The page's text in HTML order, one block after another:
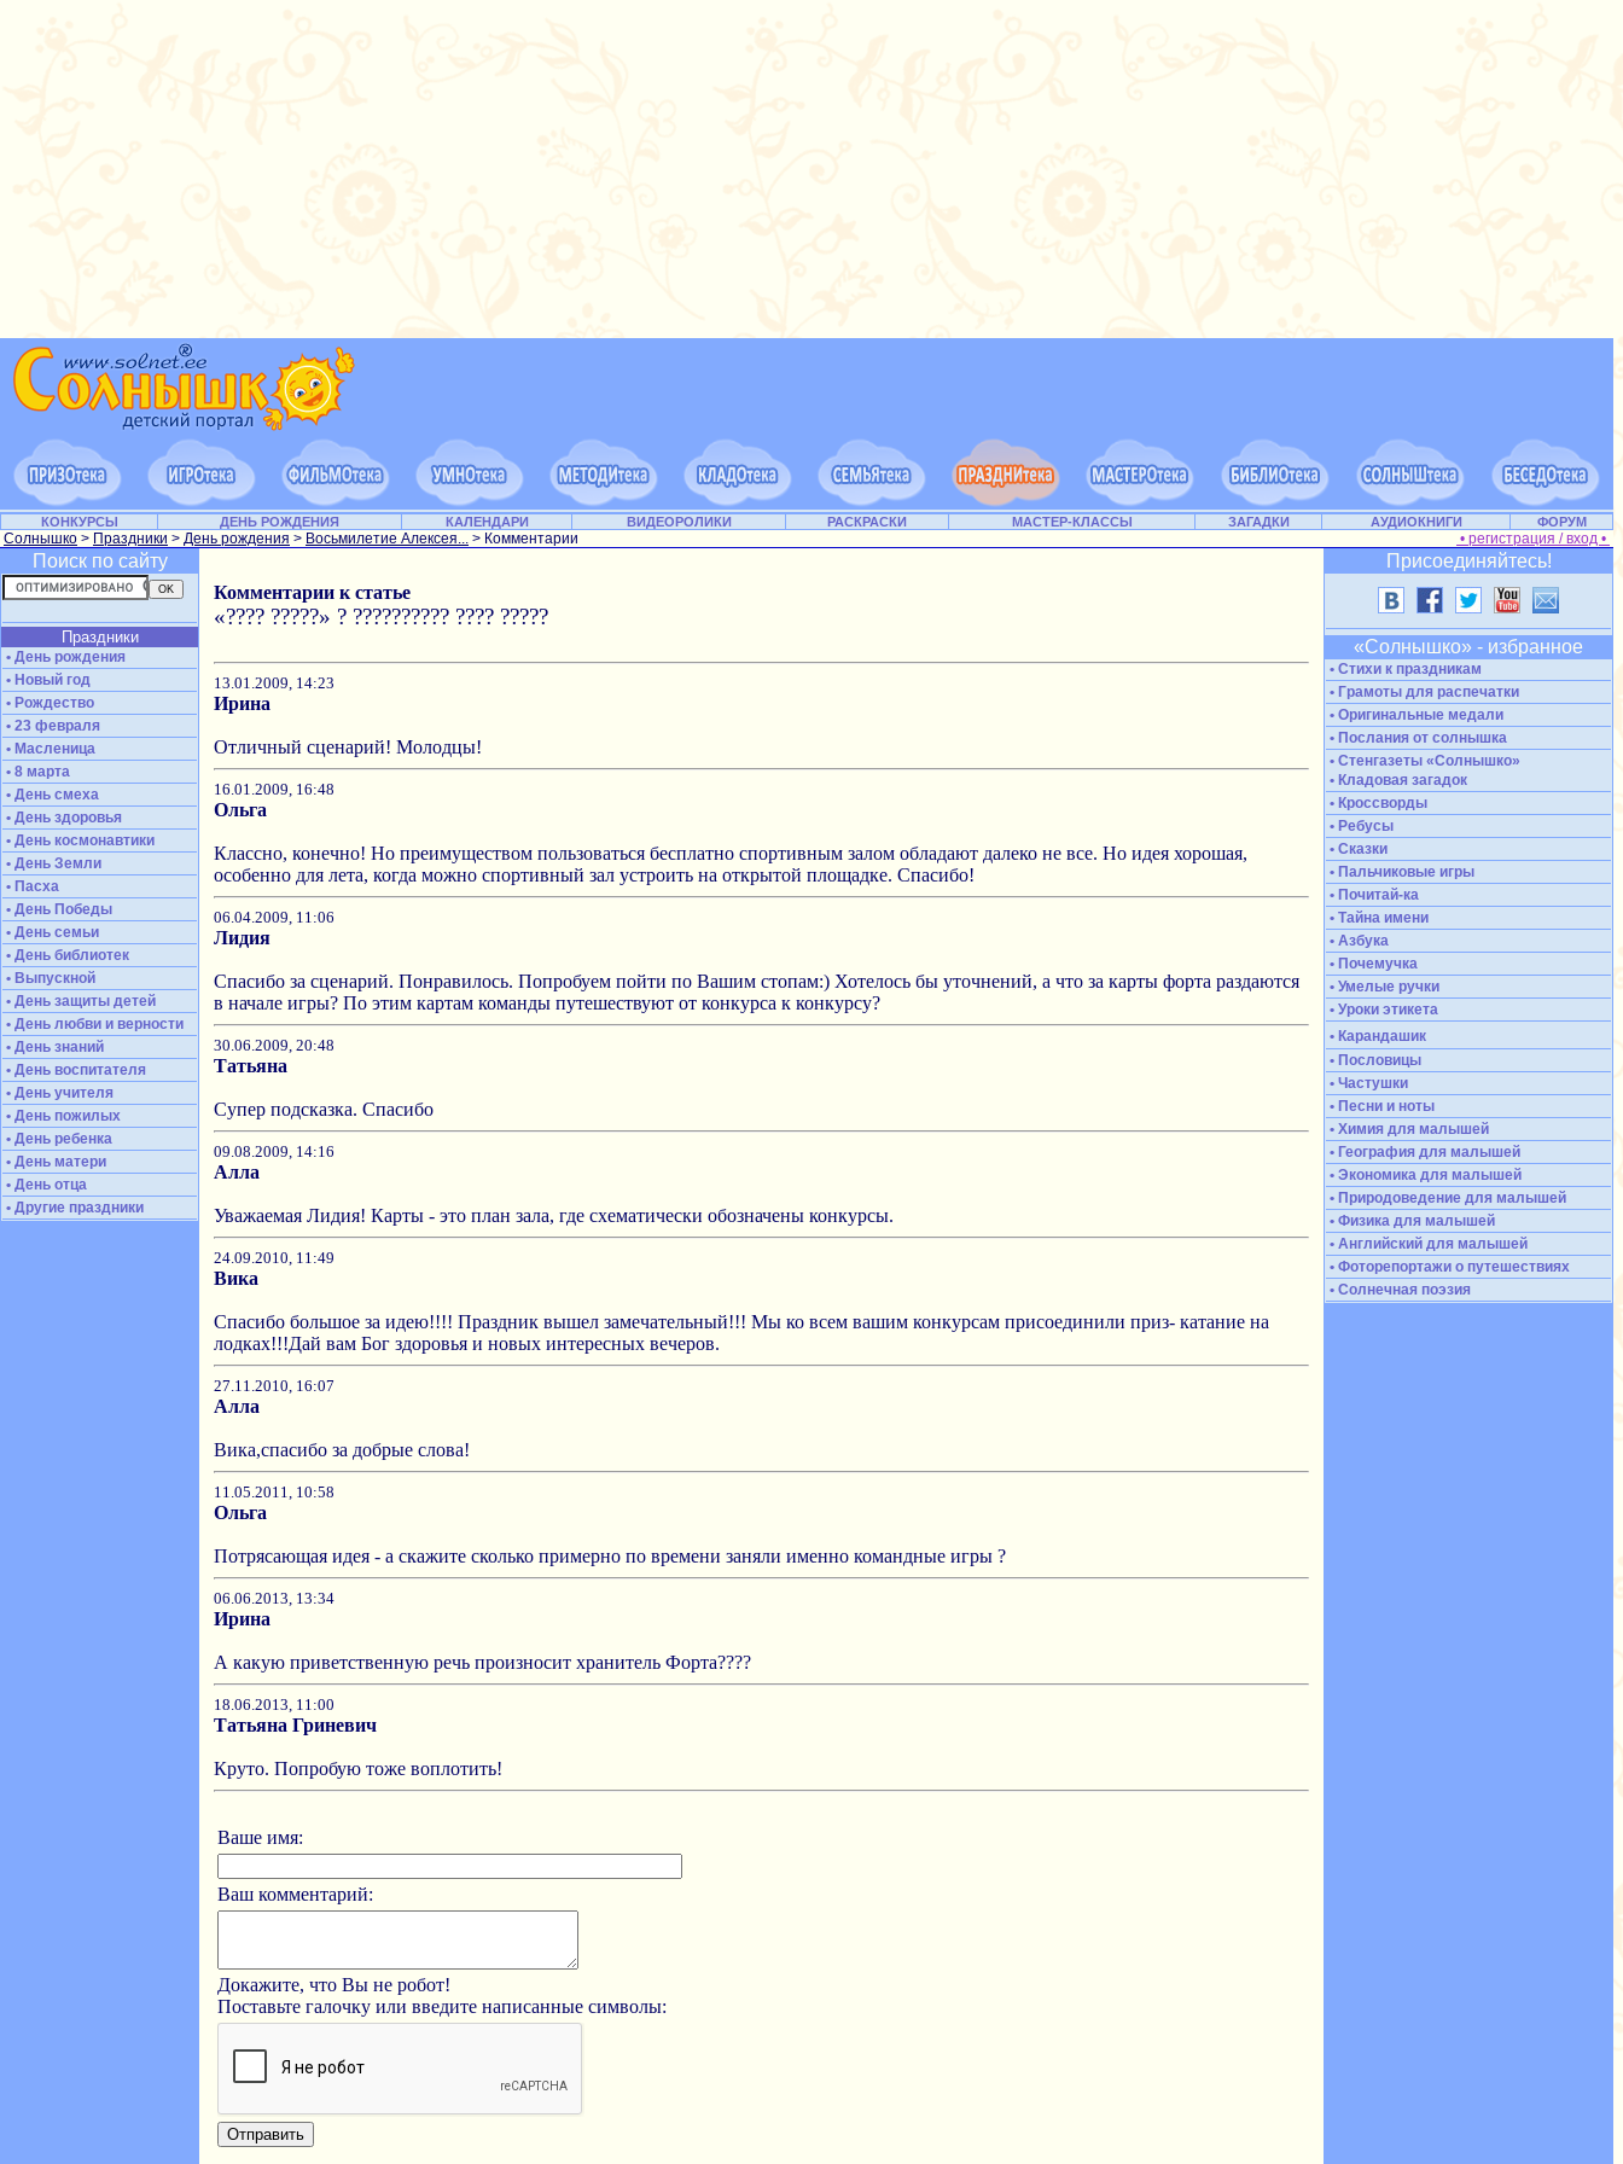
КОНКУРСЫ ДЕНЬ РОЖДЕНИЯ КАЛЕНДАРИ ВИДЕОРОЛИКИ РАСКРАСКИ МАСТЕР-КЛАССЫ ЗАГАДКИ АУДИОКНИГИ ФОРУМ
Солнышко > Праздники > День рождения > Восьмилетие Алексея... > Комментарии • регистрация / вход •
Поиск по сайту
Праздники
• День рождения
• Новый год
• Рождество
• 23 февраля
• Масленица
• 8 марта
• День смеха
• День здоровья
• День космонавтики
• День Земли
• Пасха
• День Победы
• День семьи
• День библиотек
• Выпускной
• День защиты детей
• День любви и верности
• День знаний
• День воспитателя
• День учителя
• День пожилых
• День ребенка
• День матери
• День отца
• Другие праздники
Комментарии к статье
«???? ?????» ? ?????????? ???? ?????
13.01.2009, 14:23
Ирина
Отличный сценарий! Молодцы!
16.01.2009, 16:48
Ольга
Классно, конечно! Но преимуществом пользоваться бесплатно спортивным залом обладают далеко не все. Но идея хорошая,
особенно для лета, когда можно спортивный зал устроить на открытой площадке. Спасибо!
06.04.2009, 11:06
Лидия
Спасибо за сценарий. Понравилось. Попробуем пойти по Вашим стопам:) Хотелось бы уточнений, а что за карты форта раздаются
в начале игры? По этим картам команды путешествуют от конкурса к конкурсу?
30.06.2009, 20:48
Татьяна
Супер подсказка. Спасибо
09.08.2009, 14:16
Алла
Уважаемая Лидия! Карты - это план зала, где схематически обозначены конкурсы.
24.09.2010, 11:49
Вика
Спасибо большое за идею!!!! Праздник вышел замечательный!!! Мы ко всем вашим конкурсам присоединили приз- катание на
лодках!!!Дай вам Бог здоровья и новых интересных вечеров.
27.11.2010, 16:07
Алла
Вика,спасибо за добрые слова!
11.05.2011, 10:58
Ольга
Потрясающая идея - а скажите сколько примерно по времени заняли именно командные игры ?
06.06.2013, 13:34
Ирина
А какую приветственную речь произносит хранитель Форта????
18.06.2013, 11:00
Татьяна Гриневич
Круто. Попробую тоже воплотить!
Ваше имя:
Ваш комментарий:
Докажите, что Вы не робот!
Поставьте галочку или введите написанные символы:
Присоединяйтесь!
«Солнышко» - избранное
• Стихи к праздникам
• Грамоты для распечатки
• Оригинальные медали
• Послания от солнышка
• Стенгазеты «Солнышко»
• Кладовая загадок
• Кроссворды
• Ребусы
• Сказки
• Пальчиковые игры
• Почитай-ка
• Тайна имени
• Азбука
• Почемучка
• Умелые ручки
• Уроки этикета
• Карандашик
• Пословицы
• Частушки
• Песни и ноты
• Химия для малышей
• География для малышей
• Экономика для малышей
• Природоведение для малышей
• Физика для малышей
• Английский для малышей
• Фоторепортажи о путешествиях
• Солнечная поэзия